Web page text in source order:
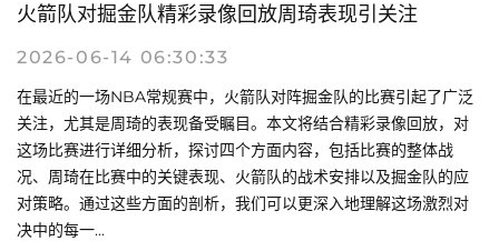
火箭队对掘金队精彩录像回放周琦表现引关注
2026-06-14 06:30:33
在最近的一场NBA常规赛中，火箭队对阵掘金队的比赛引起了广泛
关注，尤其是周琦的表现备受瞩目。本文将结合精彩录像回放，对
这场比赛进行详细分析，探讨四个方面内容，包括比赛的整体战
况、周琦在比赛中的关键表现、火箭队的战术安排以及掘金队的应
对策略。通过这些方面的剖析，我们可以更深入地理解这场激烈对
决中的每一...